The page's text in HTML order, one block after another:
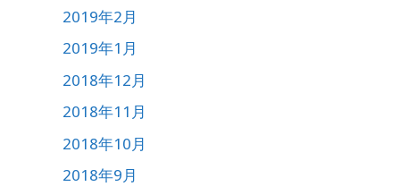
2019年2月
2019年1月
2018年12月
2018年11月
2018年10月
2018年9月